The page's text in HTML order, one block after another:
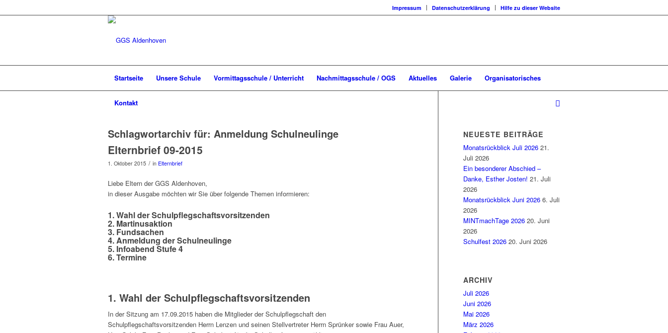
Impressum Datenschutzerklärung Hilfe zu dieser Website
Startseite Unsere Schule Vormittagsschule / Unterricht Nachmittagsschule / OGS Aktuelles Galerie Organisatorisches
Kontakt
Schlagwortarchiv für: Anmeldung Schulneulinge
Elternbrief 09-2015
1. Oktober 2015 / in Elternbrief
Liebe Eltern der GGS Aldenhoven,
in dieser Ausgabe möchten wir Sie über folgende Themen informieren:
1. Wahl der Schulpflegschaftsvorsitzenden
2. Martinusaktion
3. Fundsachen
4. Anmeldung der Schulneulinge
5. Infoabend Stufe 4
6. Termine
1. Wahl der Schulpflegschaftsvorsitzenden
In der Sitzung am 17.09.2015 haben die Mitglieder der Schulpflegschaft den
Schulpflegschaftsvorsitzenden Herrn Lenzen und seinen Stellvertreter Herrn Sprünker sowie Frau Auer,
NEUESTE BEITRÄGE
Monatsrückblick Juli 2026 21.
Juli 2026
Ein besonderer Abschied –
Danke, Esther Josten! 21. Juli
2026
Monatsrückblick Juni 2026 6. Juli
2026
MINTmachTage 2026 20. Juni
2026
Schulfest 2026 20. Juni 2026
ARCHIV
Juli 2026
Juni 2026
Mai 2026
März 2026